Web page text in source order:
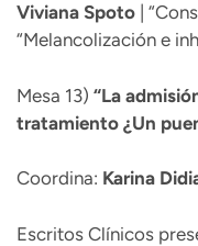
Viviana Spoto |
“Melancolización e
Mesa 13) “La
tratamiento ¿Un
Coordina: Karina
Escritos Clínicos